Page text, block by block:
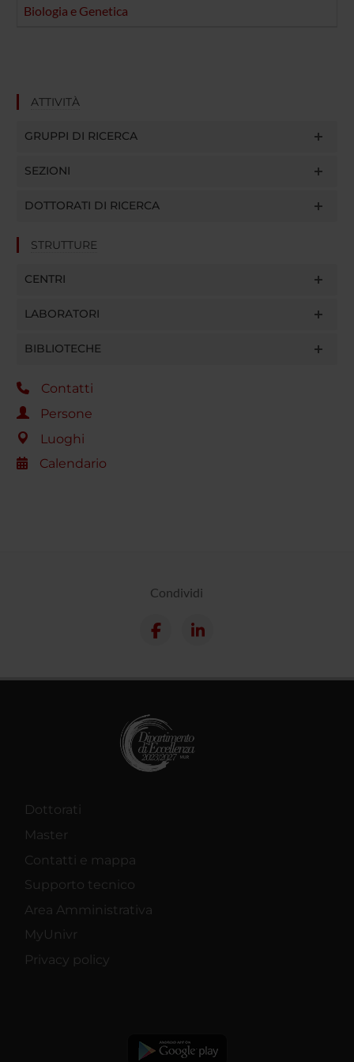
Biologia e Genetica
ATTIVITÀ
GRUPPI DI RICERCA
SEZIONI
DOTTORATI DI RICERCA
STRUTTURE
CENTRI
LABORATORI
BIBLIOTECHE
Contatti
Persone
Luoghi
Calendario
Condividi
Dottorati
Master
Contatti e mappa
Supporto tecnico
Area Amministrativa
MyUnivr
Privacy policy